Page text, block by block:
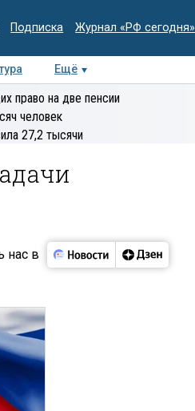
Подписка Журнал «РФ сегодня»
Ещё
Колумнисты
Деловая
право на две пенсии
человек
27,2 тысячи
нас в